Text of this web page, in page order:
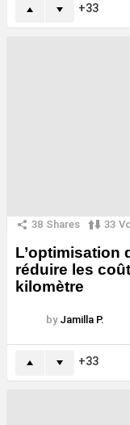
33
38 Shares 33
L’optimisation
réduire les
kilomètre
by Jamilla P.
33